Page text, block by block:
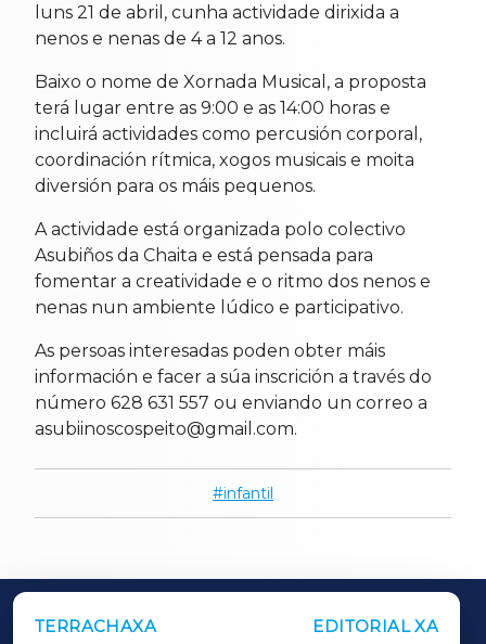
luns 21 de abril, cunha actividade dirixida a
nenos e nenas de 4 a 12 anos.
Baixo o nome de Xornada Musical, a proposta
terá lugar entre as 9:00 e as 14:00 horas e
incluirá actividades como percusión corporal,
coordinación rítmica, xogos musicais e moita
diversión para os máis pequenos.
A actividade está organizada polo colectivo
Asubiños da Chaita e está pensada para
fomentar a creatividade e o ritmo dos nenos e
nenas nun ambiente lúdico e participativo.
As persoas interesadas poden obter máis
información e facer a súa inscrición a través do
número 628 631 557 ou enviando un correo a
asubiinoscospeito@gmail.com.
infantil
TERRACHAXA EDITORIAL XA
OUTROS PERIÓDICOS